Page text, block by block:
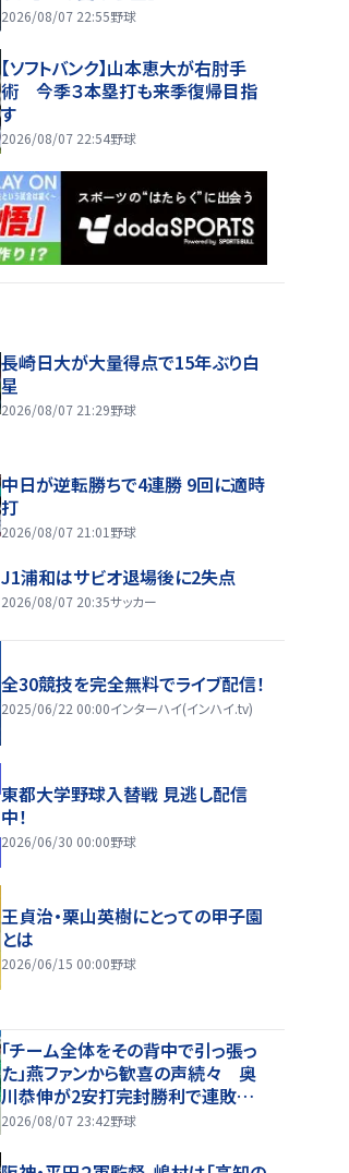
2026/08/07 22:55野球
【ソフトバンク】山本恵大が右肘手
術 今季３本塁打も来季復帰目指
す
2026/08/07 22:54野球
長崎日大が大量得点で15年ぶり白
星
2026/08/07 21:29野球
中日が逆転勝ちで4連勝 9回に適時
打
2026/08/07 21:01 野球
J1浦和はサビオ退場後に2失点
2026/08/07 20:35サッカー
全30競技を完全無料でライブ配信！
2025/06/22 00:00インターハイ(インハイ.tv)
東都大学野球入替戦 見逃し配信
中！
2026/06/30 00:00野球
王貞治・栗山英樹にとっての甲子園
とは
2026/06/15 00:00野球
「チーム全体をその背中で引っ張っ
た」燕ファンから歓喜の声続々 奥
川恭伸が2安打完封勝利で連敗スト
ップ「まさに頼れるエースの仕事！」
2026/08/07 23:42野球